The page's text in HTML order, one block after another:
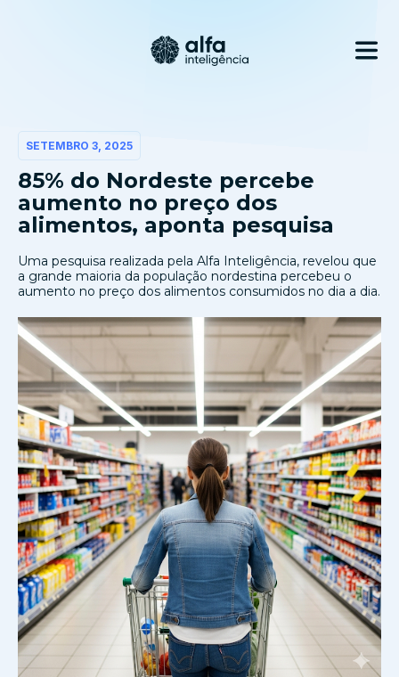
SETEMBRO 3, 2025
85% do Nordeste percebe
aumento no preço dos
alimentos, aponta pesquisa
Uma pesquisa realizada pela Alfa Inteligência, revelou que
a grande maioria da população nordestina percebeu o
aumento no preço dos alimentos consumidos no dia a dia.